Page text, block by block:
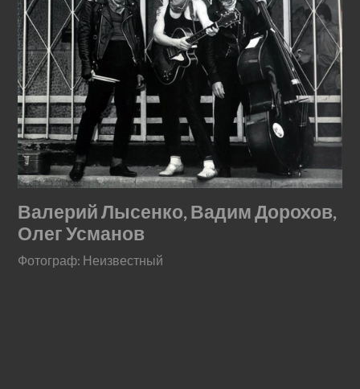
Валерий Лысенко, Вадим Дорохов,
Олег Усманов
Фотограф: Неизвестный